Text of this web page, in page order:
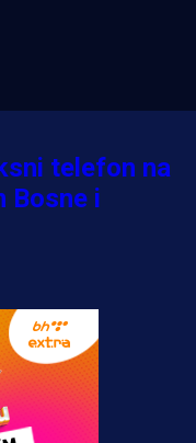
telefon na
Bosne i